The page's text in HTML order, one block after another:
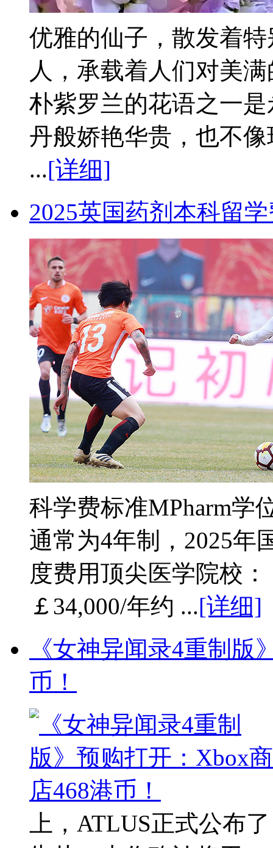
优雅的仙子，散发着
人，承载着人们对美
朴紫罗兰的花语之一
丹般娇艳华贵，也不
...[详细]
2025英国药剂本科留
科学费标准MPharm学
通常为4年制，2025年
度费用顶尖医学院校
￡34,000/年约 ...[详细]
《女神异闻录4重制版
币！
上，ATLUS正式公布